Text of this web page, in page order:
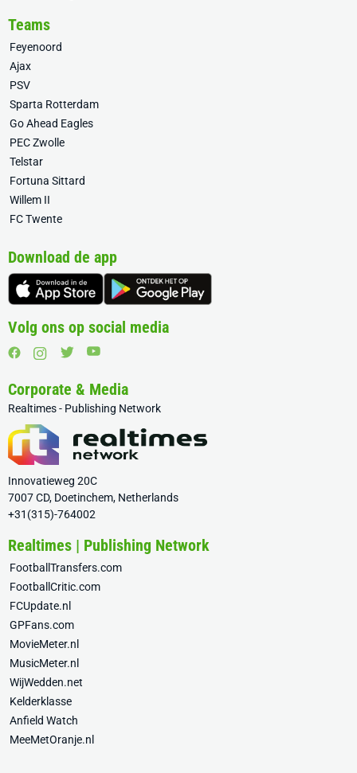
Teams
Feyenoord
Ajax
PSV
Sparta Rotterdam
Go Ahead Eagles
PEC Zwolle
Telstar
Fortuna Sittard
Willem II
FC Twente
Download de app
Volg ons op social media
Corporate & Media
Realtimes - Publishing Network
Innovatieweg 20C
7007 CD, Doetinchem, Netherlands
+31(315)-764002
Realtimes | Publishing Network
FootballTransfers.com
FootballCritic.com
FCUpdate.nl
GPFans.com
MovieMeter.nl
MusicMeter.nl
WijWedden.net
Kelderklasse
Anfield Watch
MeeMetOranje.nl